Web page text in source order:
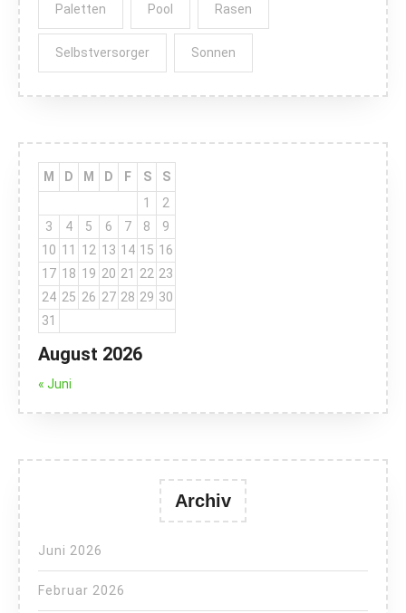
Paletten Pool Rasen
Selbstversorger Sonnen
August 2026
M D M D F S
S
1
2
3
4 5 6 7 8
9
10 11 12 13 14 15 16
17 18 19 20 21 22 23
24 25 26 27 28 29 30
31
« Juni
Archiv
Juni 2026
Februar 2026